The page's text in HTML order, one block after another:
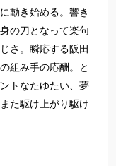
動き始める。響き
の刀となって楽句
さ。瞬応する阪田
組み手の応酬。と
トなたゆたい、夢
た駆け上がり駆け